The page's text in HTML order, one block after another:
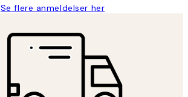
Se flere anmeldelser her